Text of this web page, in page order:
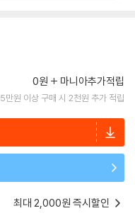
0원 마니아추가적립
5만원 이상 구매 시 2천원 추가 적립
최대 2,000원 즉시할인